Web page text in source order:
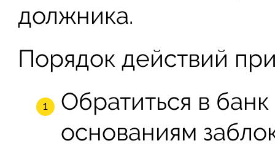
должника.
Порядок действий
Обратиться в
основаниям